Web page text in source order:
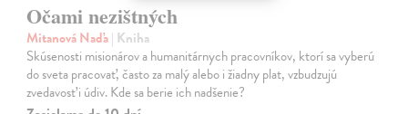
Očami nezištných
Mitanová Naďa| Kniha
Skúsenosti misionárov a humanitárnych pracovníkov, ktorí sa vyberú
do sveta pracovať, často za malý alebo i žiadny plat, vzbudzujú
zvedavosť i údiv. Kde sa berie ich nadšenie?